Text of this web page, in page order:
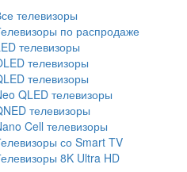
телевизоры
по распродаже
телевизоры
телевизоры
телевизоры
QLED телевизоры
телевизоры
Cell телевизоры
со Smart TV
8K Ultra HD